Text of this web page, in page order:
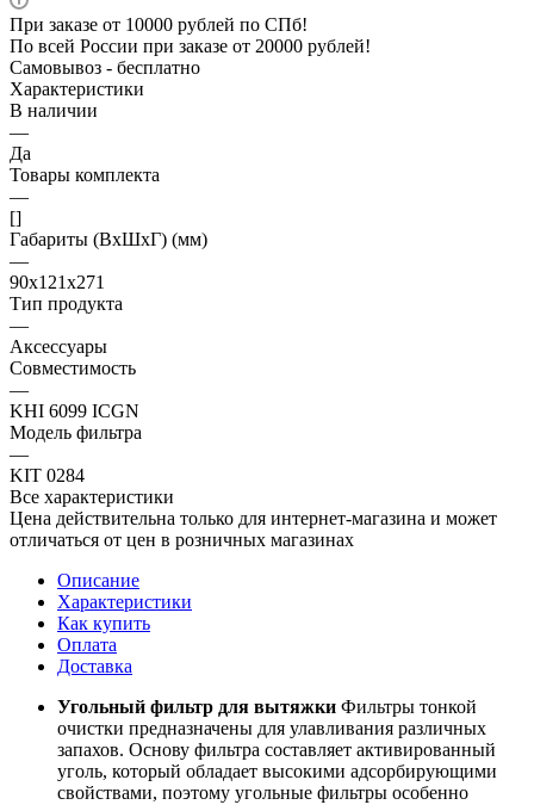
При заказе от 10000 рублей по СПб!
По всей России при заказе от 20000 рублей!
Самовывоз - бесплатно
Характеристики
В наличии
—
Да
Товары комплекта
—
[]
Габариты (ВхШхГ) (мм)
—
90х121х271
Тип продукта
—
Аксессуары
Совместимость
—
KHI 6099 ICGN
Модель фильтра
—
KIT 0284
Все характеристики
Цена действительна только для интернет-магазина и может
отличаться от цен в розничных магазинах
Описание
Характеристики
Как купить
Оплата
Доставка
Угольный фильтр для вытяжки Фильтры тонкой
очистки предназначены для улавливания различных
запахов. Основу фильтра составляет активированный
уголь, который обладает высокими адсорбирующими
свойствами, поэтому угольные фильтры особенно